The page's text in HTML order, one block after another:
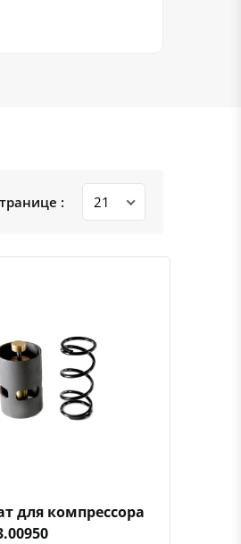
:
Быстрый просмотрДобавить к сравнениюДобавить в избранное
для компрессора